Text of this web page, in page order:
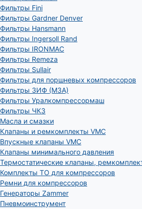
Фильтры Fini
Фильтры Gardner Denver
Фильтры Hansmann
Фильтры Ingersoll Rand
Фильтры IRONMAC
Фильтры Remeza
Фильтры Sullair
Фильтры для поршневых компрессоров
Фильтры ЗИФ (МЗА)
Фильтры Уралкомпрессормаш
Фильтры ЧКЗ
Масла и смазки
Клапаны и ремкомплекты VMC
Впускные клапаны VMC
Клапаны минимального давления
Термостатические клапаны,
Комплекты ТО для компрессоров
Ремни для компрессоров
Генераторы Zammer
Пневмоинструмент